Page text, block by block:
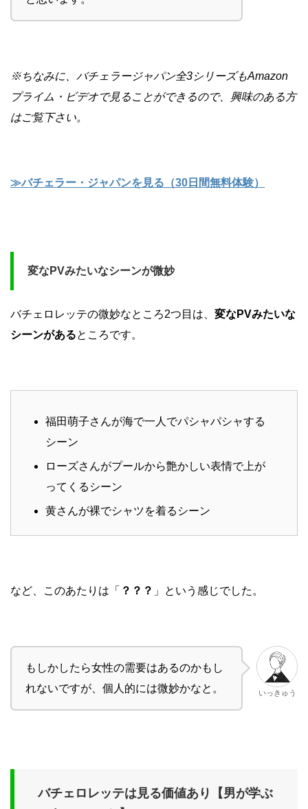
※ちなみに、バチェラージャパン全3シリーズもAmazon
プライム・ビデオで見ることができるので、興味のある方
はご覧下さい。
≫バチェラー・ジャパンを見る（30日間無料体験）
変なPVみたいなシーンが微妙
バチェロレッテの微妙なところ2つ目は、 変なPVみたいな
シーンがあるところです。
福田萌子さんが海で一人でパシャパシャする
シーン
ローズさんがプールから艶かしい表情で上が
ってくるシーン
黄さんが裸でシャツを着るシーン
など、このあたりは「 ？？？ 」という感じでした。
もしかしたら女性の需要はあるのかもし
れないですが、個人的には微妙かなと。
いっきゅう
バチェロレッテは見る価値あり【男が学ぶ